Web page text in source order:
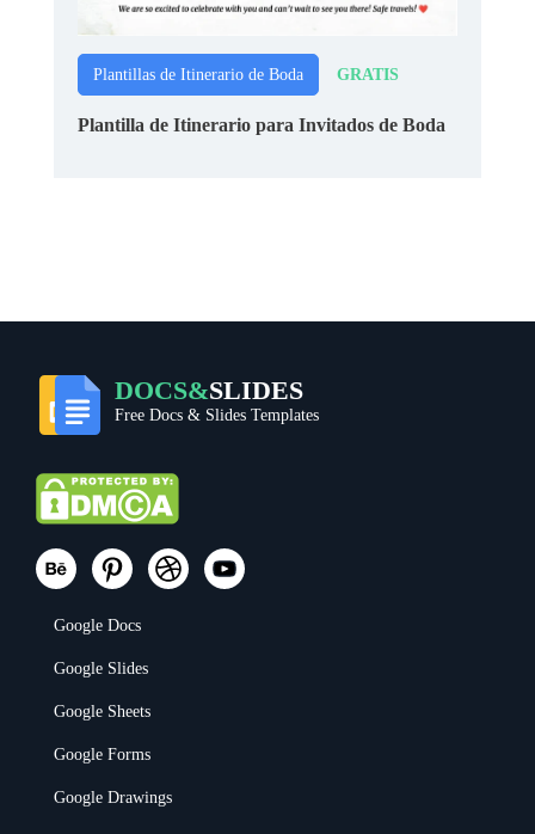
Plantillas de Itinerario de Boda GRATIS
Plantilla de Itinerario para Invitados de Boda
DOCS&SLIDES
Free Docs & Slides Templates
Google Docs
Google Slides
Google Sheets
Google Forms
Google Drawings